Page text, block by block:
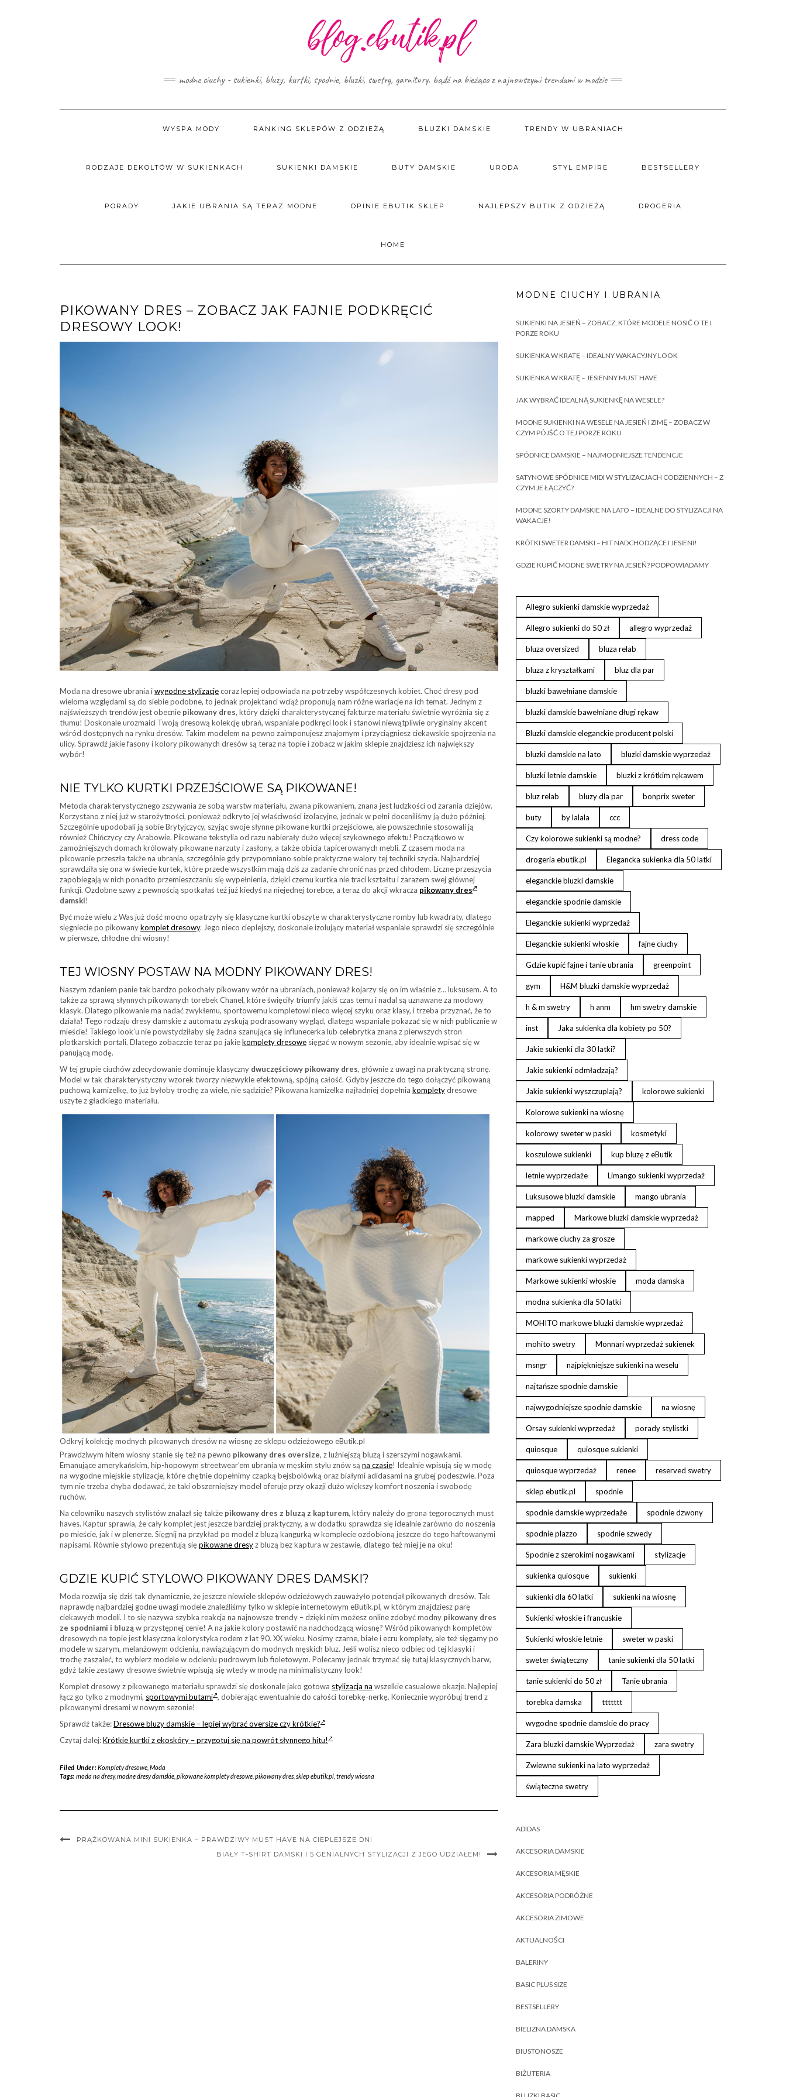
modne ciuchy - sukienki, bluzy, kurtki, spodnie, bluzki, swetry, garnitury. bądź na bieżąco z najnowszymi trendami w modzie
WYSPA MODY RANKING SKLEPÓW Z ODZIEŻĄ BLUZKI DAMSKIE TRENDY W UBRANIACH
RODZAJE DEKOLTÓW W SUKIENKACH SUKIENKI DAMSKIE BUTY DAMSKIE URODA STYL EMPIRE BESTSELLERY
PORADY JAKIE UBRANIA SĄ TERAZ MODNE OPINIE EBUTIK SKLEP NAJLEPSZY BUTIK Z ODZIEŻĄ DROGERIA
HOME
PIKOWANY DRES – ZOBACZ JAK FAJNIE PODKRĘCIĆ
DRESOWY LOOK!
Moda na dresowe ubrania iwygodne stylizacjecoraz lepiej odpowiada na potrzeby współczesnych kobiet. Choć dresy pod
wieloma względami są do siebie podobne, to jednak projektanci wciąż proponują nam różne wariacje na ich temat. Jednym z
najświeższych trendów jest obecnie pikowany dres, który dzięki charakterystycznej fakturze materiału świetnie wyróżnia się z
tłumu! Doskonale urozmaici Twoją dresową kolekcję ubrań, wspaniale podkręci look i stanowi niewątpliwie oryginalny akcent
wśród dostępnych na rynku dresów. Takim modelem na pewno zaimponujesz znajomym i przyciągniesz ciekawskie spojrzenia na
ulicy. Sprawdź jakie fasony i kolory pikowanych dresów są teraz na topie i zobacz w jakim sklepie znajdziesz ich największy
wybór!
NIE TYLKO KURTKI PRZEJŚCIOWE SĄ PIKOWANE!
Metoda charakterystycznego zszywania ze sobą warstw materiału, zwana pikowaniem, znana jest ludzkości od zarania dziejów.
Korzystano z niej już w starożytności, ponieważ odkryto jej właściwości izolacyjne, jednak w pełni doceniliśmy ją dużo później.
Szczególnie upodobali ją sobie Brytyjczycy, szyjąc swoje słynne pikowane kurtki przejściowe, ale powszechnie stosowali ją
również Chińczycy czy Arabowie. Pikowane tekstylia od razu nabierały dużo więcej szykownego efektu! Początkowo w
zamożniejszych domach królowały pikowane narzuty i zasłony, a także obicia tapicerowanych mebli. Z czasem moda na
pikowanie przeszła także na ubrania, szczególnie gdy przypomniano sobie praktyczne walory tej techniki szycia. Najbardziej
sprawdziła się ona w świecie kurtek, które przede wszystkim mają dziś za zadanie chronić nas przed chłodem. Liczne przeszycia
zapobiegają w nich ponadto przemieszczaniu się wypełnienia, dzięki czemu kurtka nie traci kształtu i zarazem swej głównej
funkcji. Ozdobne szwy z pewnością spotkałaś też już kiedyś na niejednej torebce, a teraz do akcji wkracza pikowany dres
damski!
Być może wielu z Was już dość mocno opatrzyły się klasyczne kurtki obszyte w charakterystyczne romby lub kwadraty, dlatego
sięgniecie po pikowanykomplet dresowy. Jego nieco cieplejszy, doskonale izolujący materiał wspaniale sprawdzi się szczególnie
w pierwsze, chłodne dni wiosny!
TEJ WIOSNY POSTAW NA MODNY PIKOWANY DRES!
Naszym zdaniem panie tak bardzo pokochały pikowany wzór na ubraniach, ponieważ kojarzy się on im właśnie z… luksusem. A to
także za sprawą słynnych pikowanych torebek Chanel, które święciły triumfy jakiś czas temu i nadal są uznawane za modowy
klasyk. Dlatego pikowanie ma nadać zwykłemu, sportowemu kompletowi nieco więcej szyku oraz klasy, i trzeba przyznać, że to
działa! Tego rodzaju dresy damskie z automatu zyskują podrasowany wygląd, dlatego wspaniale pokazać się w nich publicznie w
mieście! Takiego look’u nie powstydziłaby się żadna szanująca się influnecerka lub celebrytka znana z pierwszych stron
plotkarskich portali. Dlatego zobaczcie teraz po jakiekomplety dresowe sięgać w nowym sezonie, aby idealnie wpisać się w
panującą modę.
W tej grupie ciuchów zdecydowanie dominuje klasyczny dwuczęściowy pikowany dres, głównie z uwagi na praktyczną stronę.
Model w tak charakterystyczny wzorek tworzy niezwykle efektowną, spójną całość. Gdyby jeszcze do tego dołączyć pikowaną
puchową kamizelkę, to już byłoby trochę za wiele, nie sądzicie? Pikowana kamizelka najładniej dopełnia kompletydresowe
uszyte z gładkiego materiału.
Odkryj kolekcję modnych pikowanych dresów na wiosnę ze sklepu odzieżowego eButik.pl
Prawdziwym hitem wiosny stanie się też na pewno pikowany dres oversize, z luźniejszą bluzą i szerszymi nogawkami.
Emanujące amerykańskim, hip-hopowym streetwear’em ubrania w męskim stylu znów są na czasie! Idealnie wpisują się w modę
na wygodne miejskie stylizacje, które chętnie dopełnimy czapką bejsbolówką oraz białymi adidasami na grubej podeszwie. Poza
tym nie trzeba chyba dodawać, że taki obszerniejszy model oferuje przy okazji dużo większy komfort noszenia i swobodę
ruchów.
Na celowniku naszych stylistów znalazł się także pikowany dres z bluzą z kapturem, który należy do grona tegorocznych must
haves. Kaptur sprawia, że cały komplet jest jeszcze bardziej praktyczny, a w dodatku sprawdza się idealnie zarówno do noszenia
po mieście, jak i w plenerze. Sięgnij na przykład po model z bluzą kangurką w komplecie ozdobioną jeszcze do tego haftowanymi
napisami. Równie stylowo prezentują siępikowane dresyz bluzą bez kaptura w zestawie, dlatego też miej je na oku!
GDZIE KUPIĆ STYLOWO PIKOWANY DRES DAMSKI?
Moda rozwija się dziś tak dynamicznie, że jeszcze niewiele sklepów odzieżowych zauważyło potencjał pikowanych dresów. Tak
naprawdę najbardziej godne uwagi modele znaleźliśmy tylko w sklepie internetowym eButik.pl, w którym znajdziesz parę
ciekawych modeli. I to się nazywa szybka reakcja na najnowsze trendy – dzięki nim możesz online zdobyć modny pikowany dres
ze spodniami i bluzą w przystępnej cenie! A na jakie kolory postawić na nadchodzącą wiosnę? Wśród pikowanych kompletów
dresowych na topie jest klasyczna kolorystyka rodem z lat 90. XX wieku. Nosimy czarne, białe i ecru komplety, ale też sięgamy po
modele w szarym, melanżowym odcieniu, nawiązującym do modnych męskich bluz. Jeśli wolisz nieco odbiec od tej klasyki i
trochę zaszaleć, to wybierz modele w odcieniu pudrowym lub fioletowym. Polecamy jednak trzymać się tutaj klasycznych barw,
gdyż takie zestawy dresowe świetnie wpisują się wtedy w modę na minimalistyczny look!
Komplet dresowy z pikowanego materiału sprawdzi się doskonale jako gotowa stylizacja na wszelkie casualowe okazje. Najlepiej
łącz go tylko z modnymi, sportowymi butami , dobierając ewentualnie do całości torebkę-nerkę. Koniecznie wypróbuj trend z
pikowanymi dresami w nowym sezonie!
Sprawdź także:Dresowe bluzy damskie – lepiej wybrać oversize czy krótkie?
Czytaj dalej:Krótkie kurtki z ekoskóry – przygotuj się na powrót słynnego hitu!
Filed Under: Komplety dresowe, Moda
Tags: moda na dresy,modne dresy damskie, pikowane komplety dresowe, pikowany dres, sklep ebutik.pl, trendy wiosna
PRĄŻKOWANA MINI SUKIENKA – PRAWDZIWY MUST HAVE NA CIEPLEJSZE DNI
BIAŁY T-SHIRT DAMSKI I 5 GENIALNYCH STYLIZACJI Z JEGO UDZIAŁEM!
MODNE CIUCHY I UBRANIA
SUKIENKI NA JESIEŃ – ZOBACZ, KTÓRE MODELE NOSIĆ O TEJ
PORZE ROKU
SUKIENKA W KRATĘ – IDEALNY WAKACYJNY LOOK
SUKIENKA W KRATĘ – JESIENNY MUST HAVE
JAK WYBRAĆ IDEALNĄ SUKIENKĘ NA WESELE?
MODNE SUKIENKI NA WESELE NA JESIEŃ I ZIMĘ – ZOBACZ W
CZYM PÓJŚĆ O TEJ PORZE ROKU
SPÓDNICE DAMSKIE – NAJMODNIEJSZE TENDENCJE
SATYNOWE SPÓDNICE MIDI W STYLIZACJACH CODZIENNYCH – Z
CZYM JE ŁĄCZYĆ?
MODNE SZORTY DAMSKIE NA LATO – IDEALNE DO STYLIZACJI NA
WAKACJE!
KRÓTKI SWETER DAMSKI – HIT NADCHODZĄCEJ JESIENI!
GDZIE KUPIĆ MODNE SWETRY NA JESIEŃ? PODPOWIADAMY
Allegro sukienki damskie wyprzedaż
Allegro sukienki do 50 zł allegro wyprzedaż
bluza oversized bluza relab
bluza z kryształkami bluz dla par
bluzki bawełniane damskie
bluzki damskie bawełniane długi rękaw
Bluzki damskie eleganckie producent polski
bluzki damskie na lato bluzki damskie wyprzedaż
bluzki letnie damskie bluzki z krótkim rękawem
bluz relab bluzy dla par bonprix sweter
buty by lalala ccc
Czy kolorowe sukienki są modne? dress code
drogeria ebutik.pl Elegancka sukienka dla 50 latki
eleganckie bluzki damskie
eleganckie spodnie damskie
Eleganckie sukienki wyprzedaż
Eleganckie sukienki włoskie fajne ciuchy
Gdzie kupić fajne i tanie ubrania greenpoint
gym H&M bluzki damskie wyprzedaż
h & m swetry h anm hm swetry damskie
inst Jaka sukienka dla kobiety po 50?
Jakie sukienki dla 30 latki?
Jakie sukienki odmładzają?
Jakie sukienki wyszczuplają? kolorowe sukienki
Kolorowe sukienki na wiosnę
kolorowy sweter w paski kosmetyki
koszulowe sukienki kup bluzę z eButik
letnie wyprzedaże Limango sukienki wyprzedaż
Luksusowe bluzki damskie mango ubrania
mapped Markowe bluzki damskie wyprzedaż
markowe ciuchy za grosze
markowe sukienki wyprzedaż
Markowe sukienki włoskie moda damska
modna sukienka dla 50 latki
MOHITO markowe bluzki damskie wyprzedaż
mohito swetry Monnari wyprzedaż sukienek
msngr najpiękniejsze sukienki na weselu
najtańsze spodnie damskie
najwygodniejsze spodnie damskie na wiosnę
Orsay sukienki wyprzedaż porady stylistki
quiosque quiosque sukienki
quiosque wyprzedaż renee reserved swetry
sklep ebutik.pl spodnie
spodnie damskie wyprzedaże spodnie dzwony
spodnie plazzo spodnie szwedy
Spodnie z szerokimi nogawkami stylizacje
sukienka quiosque sukienki
sukienki dla 60 latki sukienki na wiosnę
Sukienki włoskie i francuskie
Sukienki włoskie letnie sweter w paski
sweter świąteczny tanie sukienki dla 50 latki
tanie sukienki do 50 zł Tanie ubrania
torebka damska ttttttt
wygodne spodnie damskie do pracy
Zara bluzki damskie Wyprzedaż zara swetry
Zwiewne sukienki na lato wyprzedaż
świąteczne swetry
ADIDAS
AKCESORIA DAMSKIE
AKCESORIA MĘSKIE
AKCESORIA PODRÓŻNE
AKCESORIA ZIMOWE
AKTUALNOŚCI
BALERINY
BASIC PLUS SIZE
BESTSELLERY
BIELIZNA DAMSKA
BIUSTONOSZE
BIŻUTERIA